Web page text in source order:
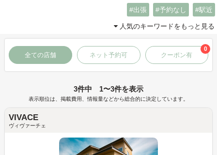
出張 予約なし 駅近
人気のキーワードをもっと見る
全ての店舗 ネット予約可 クーポン有
0
3件中 1〜3件を表示
表示順位は、掲載費用、情報量などから総合的に決定しています。
VIVACE
ヴィヴァーチェ